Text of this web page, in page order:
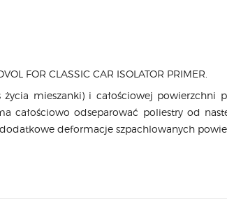
FOR CLASSIC CAR ISOLATOR PRIMER.
mieszanki) i całościowej powierzchni
całościowo odseparować poliestry od
deformacje szpachlowanych